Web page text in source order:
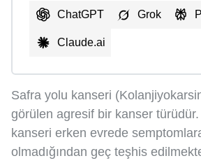
ChatGPT Grok
Claude.ai
Safra yolu kanseri
görülen agresif bir kanser
kanseri erken evrede
olmadığından geç teşhis